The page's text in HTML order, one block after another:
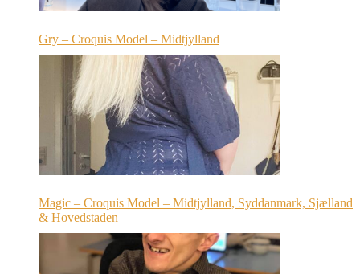
Gry – Croquis Model – Midtjylland
Magic – Croquis Model – Midtjylland, Syddanmark, Sjælland
& Hovedstaden